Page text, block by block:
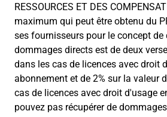
RESSOURCES ET DES
maximum qui peut être obtenu du
ses fournisseurs pour le concept
dommages directs est de deux
dans les cas de licences avec droit
abonnement et de 2% sur la valeur
cas de licences avec droit d'usage
pouvez pas récupérer de